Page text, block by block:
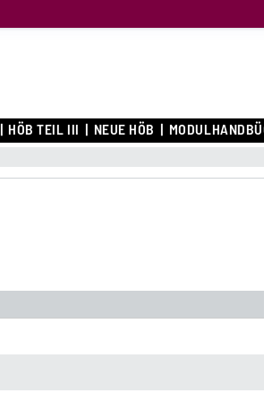
HÖB TEIL III NEUE HÖB